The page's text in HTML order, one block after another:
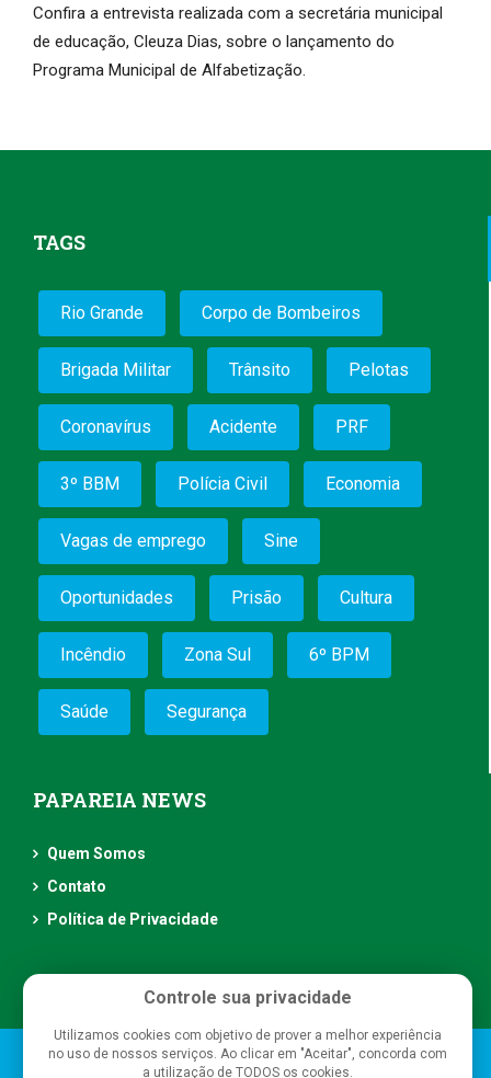
Confira a entrevista realizada com a secretária municipal
de educação, Cleuza Dias, sobre o lançamento do
Programa Municipal de Alfabetização.
TAGS
Rio Grande Corpo de Bombeiros
Brigada Militar Trânsito Pelotas
Coronavírus Acidente PRF
3º BBM Polícia Civil Economia
Vagas de emprego Sine
Oportunidades Prisão Cultura
Incêndio Zona Sul 6º BPM
Saúde Segurança
PAPAREIA NEWS
Quem Somos
Contato
Política de Privacidade
Papareia News - Todos os direitos reservados
Controle sua privacidade
Utilizamos cookies com objetivo de prover a melhor experiência
no uso de nossos serviços. Ao clicar em "Aceitar", concorda com
a utilização de TODOS os cookies.